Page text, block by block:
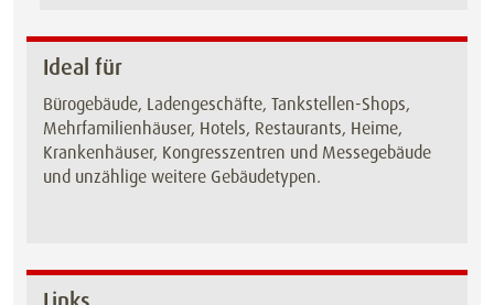
Ideal für
Bürogebäude, Ladengeschäfte, Tankstellen-Shops,
Mehrfamilienhäuser, Hotels, Restaurants, Heime,
Krankenhäuser, Kongresszentren und Messegebäude
und unzählige weitere Gebäudetypen.